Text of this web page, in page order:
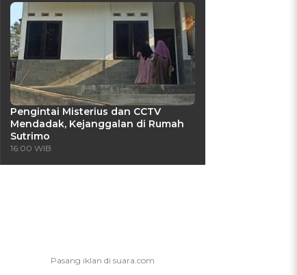
Pengintai Misterius dan CCTV
Mendadak, Kejanggalan di Rumah
Sutrimo
16:00 WIB